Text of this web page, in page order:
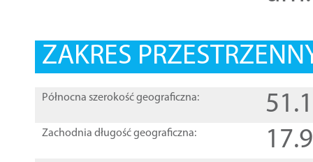
ZAKRES
Północna szerokość geograficzna:
Zachodnia długość geograficzna: